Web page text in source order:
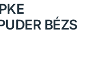
BÉZS